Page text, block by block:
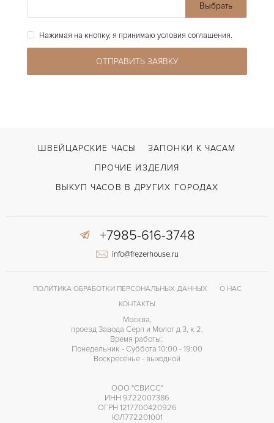
Выбрать
Нажимая на кнопку, я принимаю условия соглашения.
ШВЕЙЦАРСКИЕ ЧАСЫ
ЗАПОНКИ К ЧАСАМ
ПРОЧИЕ ИЗДЕЛИЯ
ВЫКУП ЧАСОВ В ДРУГИХ ГОРОДАХ
+7985-616-3748
info@frezerhouse.ru
ПОЛИТИКА ОБРАБОТКИ ПЕРСОНАЛЬНЫХ ДАННЫХ
О НАС
КОНТАКТЫ
Москва,
проезд Завода Серп и Молот д 3, к 2,
Время работы:
Понедельник - Суббота 10:00 - 19:00
Воскресенье - выходной
ООО "СВИСС"
ИНН 9722007386
ОГРН 1217700420926
ЮЛ772201001